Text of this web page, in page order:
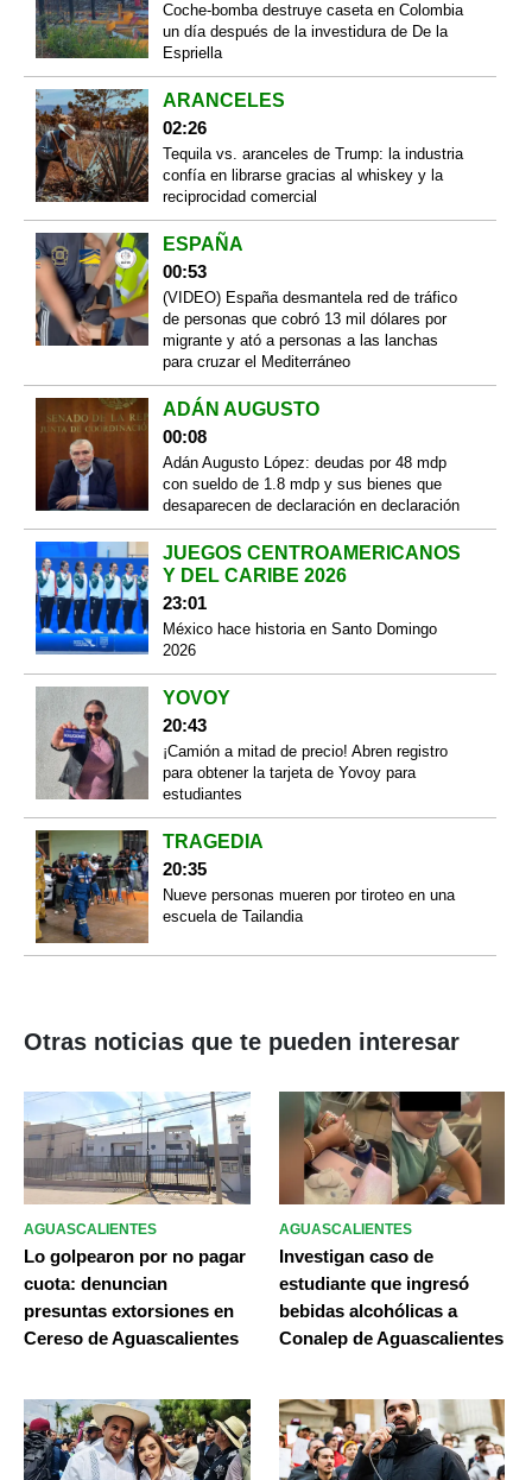
Coche-bomba destruye caseta en Colombia
un día después de la investidura de De la
Espriella
ARANCELES
02:26
Tequila vs. aranceles de Trump: la industria
confía en librarse gracias al whiskey y la
reciprocidad comercial
ESPAÑA
00:53
(VIDEO) España desmantela red de tráfico
de personas que cobró 13 mil dólares por
migrante y ató a personas a las lanchas
para cruzar el Mediterráneo
ADÁN AUGUSTO
00:08
Adán Augusto López: deudas por 48 mdp
con sueldo de 1.8 mdp y sus bienes que
desaparecen de declaración en declaración
JUEGOS CENTROAMERICANOS
Y DEL CARIBE 2026
23:01
México hace historia en Santo Domingo
2026
YOVOY
20:43
¡Camión a mitad de precio! Abren registro
para obtener la tarjeta de Yovoy para
estudiantes
TRAGEDIA
20:35
Nueve personas mueren por tiroteo en una
escuela de Tailandia
Otras noticias que te pueden interesar
AGUASCALIENTES
Lo golpearon por no pagar
cuota: denuncian
presuntas extorsiones en
Cereso de Aguascalientes
AGUASCALIENTES
Investigan caso de
estudiante que ingresó
bebidas alcohólicas a
Conalep de Aguascalientes